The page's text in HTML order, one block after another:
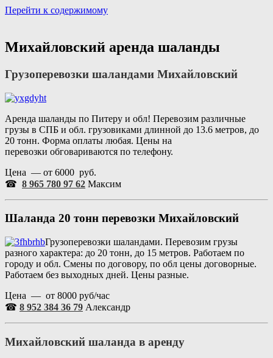
Перейти к содержимому
Михайловский аренда шаланды
Грузоперевозки шаландами Михайловский
Аренда шаланды по Питеру и обл! Перевозим различные
грузы в СПБ и обл. грузовиками длинной до 13.6 метров, до
20 тонн. Форма оплаты любая. Цены на
перевозки обговариваются по телефону.
Цена — от 6000 руб.
☎ 8 965 780 97 62 Максим
Шаланда 20 тонн перевозки Михайловский
Грузоперевозки шаландами. Перевозим грузы
разного характера: до 20 тонн, до 15 метров. Работаем по
городу и обл. Смены по договору, по обл цены договорные.
Работаем без выходных дней. Цены разные.
Цена — от 8000 руб/час
☎ 8 952 384 36 79 Александр
Михайловский шаланда в аренду